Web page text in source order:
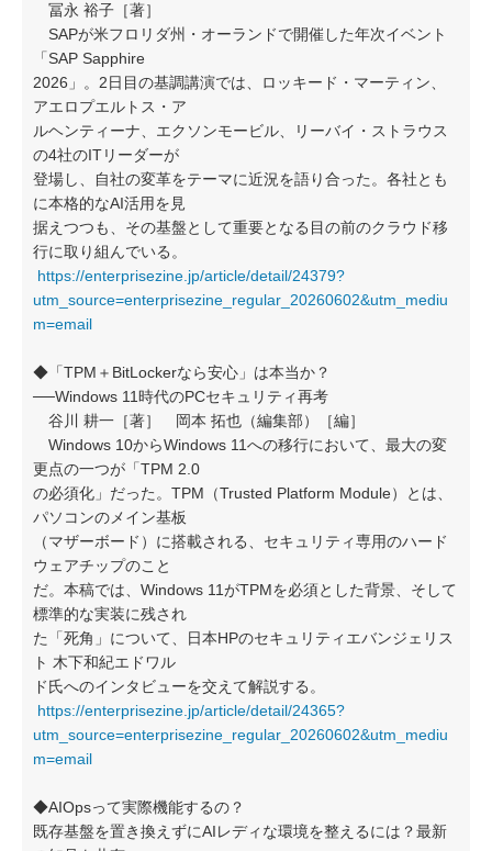
冨永 裕子［著］
SAPが米フロリダ州・オーランドで開催した年次イベント
「SAP Sapphire
2026」。2日目の基調講演では、ロッキード・マーティン、
アエロプエルトス・ア
ルヘンティーナ、エクソンモービル、リーバイ・ストラウス
の4社のITリーダーが
登場し、自社の変革をテーマに近況を語り合った。各社とも
に本格的なAI活用を見
据えつつも、その基盤として重要となる目の前のクラウド移
行に取り組んでいる。
https://enterprisezine.jp/article/detail/24379?
utm_source=enterprisezine_regular_20260602&utm_mediu
m=email
◆「TPM＋BitLockerなら安心」は本当か？
──Windows 11時代のPCセキュリティ再考
谷川 耕一［著］ 岡本 拓也（編集部）［編］
Windows 10からWindows 11への移行において、最大の変
更点の一つが「TPM 2.0
の必須化」だった。TPM（Trusted Platform Module）とは、
パソコンのメイン基板
（マザーボード）に搭載される、セキュリティ専用のハード
ウェアチップのこと
だ。本稿では、Windows 11がTPMを必須とした背景、そして
標準的な実装に残され
た「死角」について、日本HPのセキュリティエバンジェリス
ト 木下和紀エドワル
ド氏へのインタビューを交えて解説する。
https://enterprisezine.jp/article/detail/24365?
utm_source=enterprisezine_regular_20260602&utm_mediu
m=email
◆AIOpsって実際機能するの？
既存基盤を置き換えずにAIレディな環境を整えるには？最新